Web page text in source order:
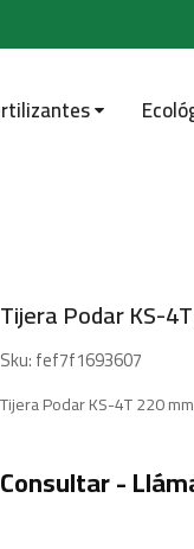
Tijera Podar KS-
Sku:fef7f1693607
Tijera Podar KS-4T 220
Consultar -